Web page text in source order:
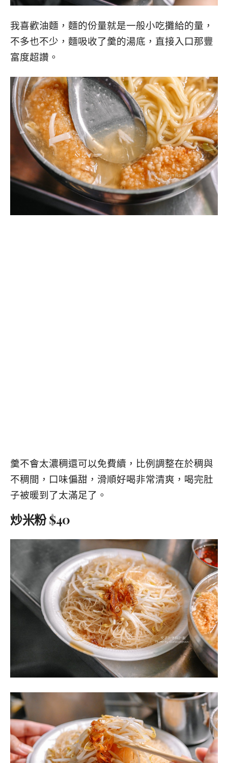
我喜歡油麵，麵的份量就是一般小吃攤給的量，
不多也不少，麵吸收了羹的湯底，直接入口那豐
富度超讚。
羹不會太濃稠還可以免費續，比例調整在於稠與
不稠間，口味偏甜，滑順好喝非常清爽，喝完肚
子被暖到了太滿足了。
炒米粉 $40